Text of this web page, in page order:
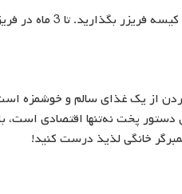
ماه در فریزر قابل نگهداری هستند.
از یک غذای سالم و خوشمزه
دستور پخت نه‌تنها اقتصادی
خانگی لذیذ درست کنید!